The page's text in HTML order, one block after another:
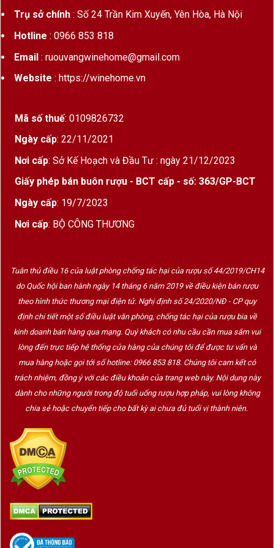
chim Phượng Hoàng nhiều màu sắc nổi bật trên
phong cách cổ điển thường thấy của các dòng
rượu vang Ý. Thiết kế này không chỉ mang giá trị
thẩm mỹ mà còn truyền tải thông điệp về sự đổi
Khi rót ra ly, Phoenix sở hữu màu đỏ ruby đậm
mâm xôi đen, anh đào đỏ và các loại trái cây chín
mọng. Sau vài phút tiếp xúc với không khí, rượu
tiếp tục bộc lộ các tầng hương của tiêu đen, thảo
mộc Địa Trung Hải, vani nhẹ và gỗ sồi tinh tế.
Trên vòm miệng, Negroamaro mang đến cấu trúc
thể trở nên hài hòa và dễ thưởng thức hơn. Tannin
mềm mại, hậu vị kéo dài với dư âm trái cây chín và
gia vị tạo nên phong cách rất đặc trưng của dòng
rượu vang đỏ Ý hiện đại.
Với nồng độ14,5%, Phoenix phù hợp với nhiều dịp
sử dụng, từ các bữa tối gia đình, tiệc BBQ đến
những buổi gặp gỡ bạn bè hoặc làmquà tặng
rượu vangcho đối tác và người thân.
Thịt cừu đút lò.
Sườn nướng BBQ.
Mỳ Ý sốt cà chua.
Pizza thịt nguội.
Trụ sở chính: Số 24 Trần Kim Xuyến, Yên Hòa, Hà Nội
Hotline : 0966 853 818
Email: ruouvangwinehome@gmail.com
Website : https://winehome.vn
Mã số thuế: 0109826732
Ngày cấp: 22/11/2021
Nơi cấp: Sở Kế Hoạch và Đầu Tư : ngày 21/12/2023
Giấy phép bán buôn rượu - BCT cấp - số: 363/GP-BCT
Ngày cấp: 19/7/2023
Nơi cấp: BỘ CÔNG THƯƠNG
Tuân thủ điều 16 của luật phòng chống tác hại của rượu số 44/2019/CH14
do Quốc hội ban hành ngày 14 tháng 6 năm 2019 về điều kiện bán rượu
theo hình thức thương mại điện tử. Nghị định số 24/2020/NĐ - CP quy
định chi tiết một số điều luật văn phòng, chống tác hại của rượu bia về
kinh doanh bán hàng qua mạng. Quý khách có nhu cầu cần mua sắm vui
lòng đến trực tiếp hệ thống cửa hàng của chúng tôi để được tư vấn và
mua hàng hoặc gọi tới số hotline: 0966 853 818. Chúng tôi cam kết có
trách nhiệm, đồng ý với các điều khoản của trang web này. Nội dung này
dành cho những người trong độ tuổi uống rượu hợp pháp, vui lòng không
chia sẻ hoặc chuyển tiếp cho bất kỳ ai chưa đủ tuổi vị thành niên.